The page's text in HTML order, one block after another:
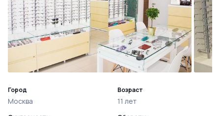
Город
Москва
Возраст
11 лет